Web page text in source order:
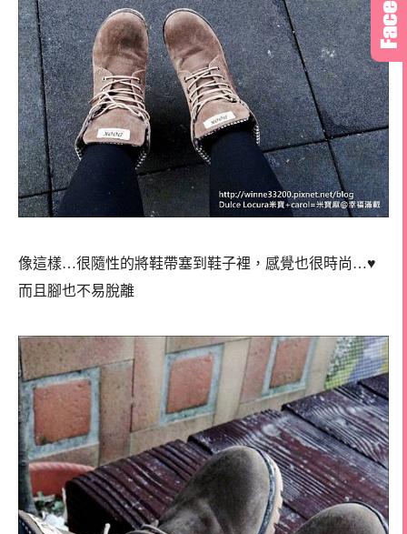
像這樣…很隨性的將鞋帶塞到鞋子裡，感覺也很時尚…♥
而且腳也不易脫離